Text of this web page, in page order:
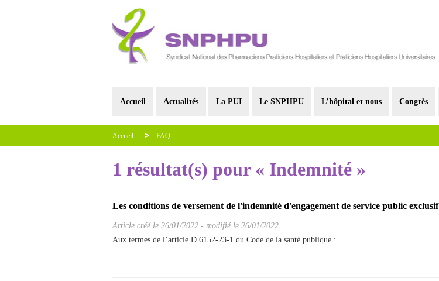
Accueil Actualités La PUI Le SNPHPU L’hôpital et nous Congrès
Accueil FAQ
1 résultat(s) pour « Indemnité »
Les conditions de versement de l'indemnité d'engagement de service public exclusif
Article créé le 26/01/2022 - modifié le 26/01/2022
Aux termes de l’article D.6152-23-1 du Code de la santé publique :...